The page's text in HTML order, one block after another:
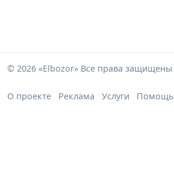
© 2026 «Elbozor» Все права защищены
О проекте Реклама Услуги Помощь